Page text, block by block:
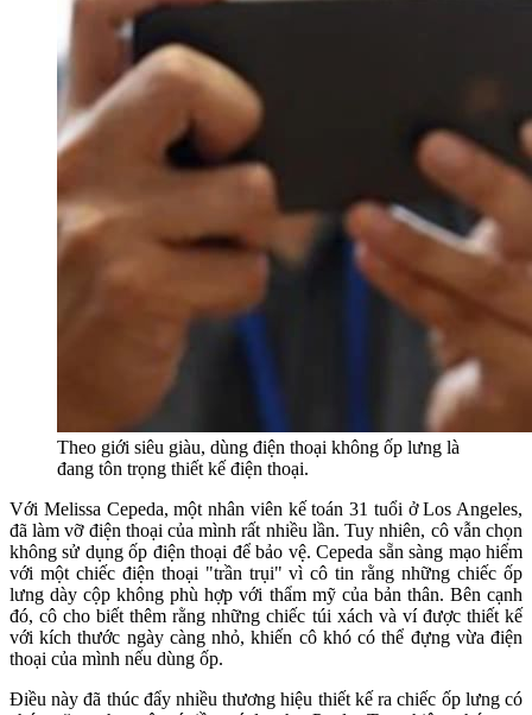
Theo giới siêu giàu, dùng điện thoại không ốp lưng là
đang tôn trọng thiết kế điện thoại.
Với Melissa Cepeda, một nhân viên kế toán 31 tuổi ở Los Angeles,
đã làm vỡ điện thoại của mình rất nhiều lần. Tuy nhiên, cô vẫn chọn
không sử dụng ốp điện thoại để bảo vệ. Cepeda sẵn sàng mạo hiểm
với một chiếc điện thoại "trần trụi" vì cô tin rằng những chiếc ốp
lưng dày cộp không phù hợp với thẩm mỹ của bản thân. Bên cạnh
đó, cô cho biết thêm rằng những chiếc túi xách và ví được thiết kế
với kích thước ngày càng nhỏ, khiến cô khó có thể đựng vừa điện
thoại của mình nếu dùng ốp.
Điều này đã thúc đẩy nhiều thương hiệu thiết kế ra chiếc ốp lưng có